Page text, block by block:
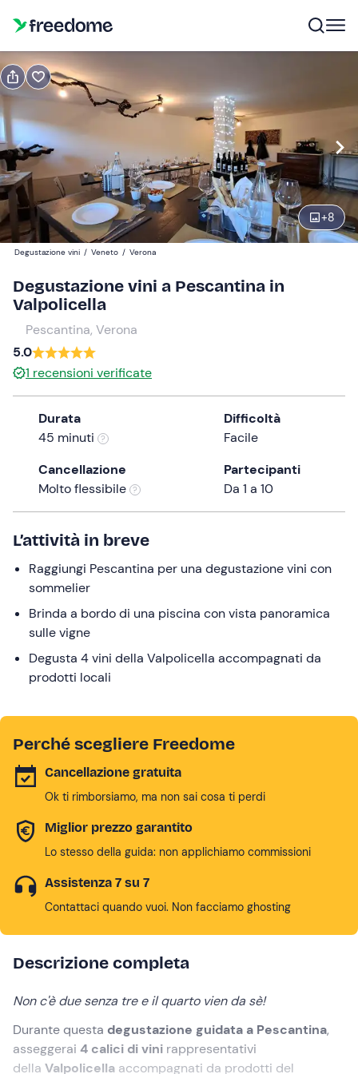
+8
Prenota
Navigate
forward
to
interact
with
the
calendar
and
select
date.
Press
the
question
mark
keyboard
shortcuts
for
changing
dates.
17:00 Modifica
Partecipanti
35 €
1
Degustazione vini / Veneto / Verona
Degustazione vini a Pescantina in
Valpolicella
Pescantina, Verona
5.0
1 recensioni verificate
Durata
45 minuti
Difficoltà
Facile
Cancellazione
Molto flessibile
Partecipanti
Da 1 a 10
L’attività in breve
Raggiungi Pescantina per una degustazione vini con
sommelier
Brinda a bordo di una piscina con vista panoramica
sulle vigne
Degusta 4 vini della Valpolicella accompagnati da
prodotti locali
Perché scegliere Freedome
Cancellazione gratuita
Ok ti rimborsiamo, ma non sai cosa ti perdi
Miglior prezzo garantito
Lo stesso della guida: non applichiamo commissioni
Assistenza 7 su 7
Contattaci quando vuoi. Non facciamo ghosting
Descrizione completa
Non c'è due senza tre e il quarto vien da sè!
Durante questa degustazione guidata a Pescantina,
asseggerai 4 calici di vini rappresentativi
della Valpolicella accompagnati da prodotti del